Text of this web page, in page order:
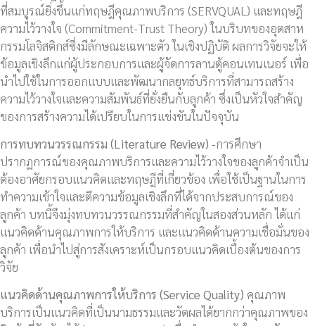
ที่สมบูรณ์ยิ่งขึ้นแก่ทฤษฎีคุณภาพบริการ (SERVQUAL) และทฤษฎี
ความไว้วางใจ (Commitment-Trust Theory) ในบริบทของอุตสาห
กรรมโลจิสติกส์ซึ่งมีลักษณะเฉพาะตัว ในเชิงปฏิบัติ ผลการวิจัยจะให้
ข้อมูลเชิงลึกแก่ผู้ประกอบการและผู้จัดการลานตู้คอนเทนเนอร์ เพื่อ
นำไปใช้ในการออกแบบและพัฒนากลยุทธ์บริการที่สามารถสร้าง
ความไว้วางใจและความสัมพันธ์ที่ยั่งยืนกับลูกค้า ซึ่งเป็นหัวใจสำคัญ
ของการสร้างความได้เปรียบในการแข่งขันในปัจจุบัน
การทบทวนวรรณกรรม (Literature Review) -การศึกษา
ปรากฏการณ์ของคุณภาพบริการและความไว้วางใจของลูกค้าจำเป็น
ต้องอาศัยกรอบแนวคิดและทฤษฎีที่เกี่ยวข้อง เพื่อใช้เป็นฐานในการ
ทำความเข้าใจและตีความข้อมูลเชิงลึกที่ได้จากประสบการณ์ของ
ลูกค้า บทนี้จึงมุ่งทบทวนวรรณกรรมที่สำคัญในสองส่วนหลัก ได้แก่
แนวคิดด้านคุณภาพการให้บริการ และแนวคิดด้านความเชื่อมั่นของ
ลูกค้า เพื่อนำไปสู่การสังเคราะห์เป็นกรอบแนวคิดเบื้องต้นของการ
วิจัย
แนวคิดด้านคุณภาพการให้บริการ (Service Quality) คุณภาพ
บริการเป็นแนวคิดที่เป็นนามธรรมและวัดผลได้ยากกว่าคุณภาพของ